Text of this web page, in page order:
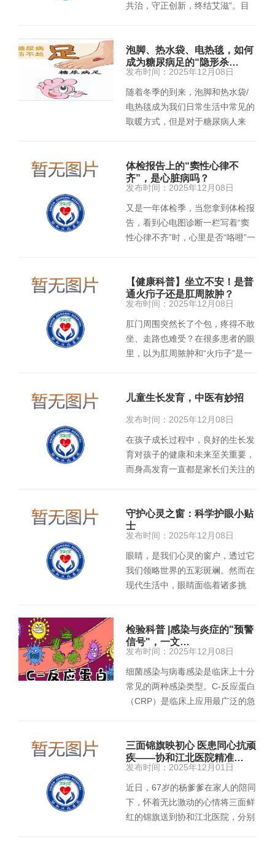
共治，守正创新，终结艾滋”。目
泡脚、热水袋、电热毯，如何
成为糖尿病足的“隐形杀…
发布时间：2025年12月08日
随着冬季的到来，泡脚和热水袋/
电热毯成为我们日常生活中常见的
取暖方式，但是对于糖尿病人来
体检报告上的“窦性心律不
齐”，是心脏病吗？
发布时间：2025年12月08日
又是一年体检季，当您拿到体检报
告，看到心电图诊断一栏写着“窦
性心律不齐”时，心里是否“咯噔”一
【健康科普】坐立不安！是普
通火疖子还是肛周脓肿？
发布时间：2025年12月08日
肛门周围突然长了个包，疼得不敢
坐、走路也难受？在很多患者的眼
里，以为肛周脓肿和“火疖子”是一
儿童生长发育，中医有妙招
发布时间：2025年12月08日
在孩子成长过程中，良好的生长发
育对孩子的健康和未来至关重要，
而身高发育一直都是家长们关注的
守护心灵之窗：科学护眼小贴
士
发布时间：2025年12月08日
眼睛，是我们心灵的窗户，透过它
我们领略世界的五彩斑斓。然而在
现代生活中，眼睛面临着诸多挑
检验科普 |感染与炎症的"预警
信号"，一文…
发布时间：2025年12月08日
细菌感染与病毒感染是临床上十分
常见的两种感染类型。C-反应蛋白
（CRP）是临床上应用最广泛的急
三面锦旗映初心 医患同心抗顽
疾——协和江北医院精准…
发布时间：2025年12月01日
近日，67岁的杨爹爹在家人的陪同
下，怀着无比激动的心情将三面鲜
红的锦旗送到协和江北医院，分别